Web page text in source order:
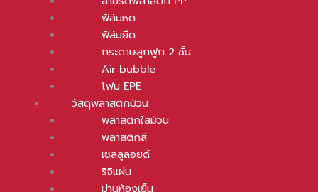
ฟิล์มหด
ฟิล์มยืด
กระดาษลูกฟูก 2 ชั้น
Air bubble
โฟม EPE
วัสดุพลาสติกม้วน
พลาสติกใสม้วน
พลาสติกสี
เซลลูลอยด์
ริจิแผ่น
ม่านห้องเย็น